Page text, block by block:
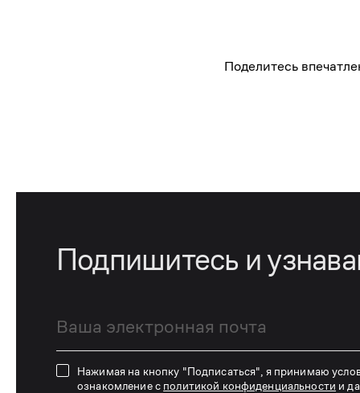
Поделитесь
Подпишитесь и
Нажимая на кнопку "Подписаться", я принимаю
ознакомление с политикой конфиденциальности и